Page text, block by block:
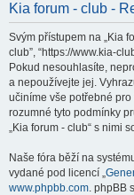
Kia forum - club -
Svým přístupem na „Kia
club”, “https://www.kia-
Pokud nesouhlasíte,
a nepoužívejte jej.
učiníme vše potřebné
rozumné tyto podmínky
„Kia forum - club“ s nimi
Naše fóra běží na
vydané pod licencí „
www.phpbb.com. phpBB